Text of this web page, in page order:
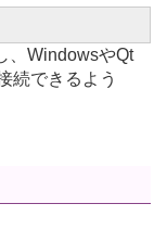
、WindowsやQt
続できるよう